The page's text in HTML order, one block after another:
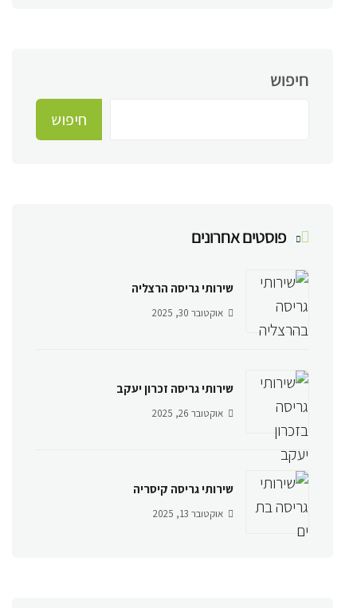
חיפוש
חיפוש
פוסטים אחרונים
שירותי גריסה הרצליה
אוקטובר 30, 2025
שירותי גריסה זכרון יעקב
אוקטובר 26, 2025
שירותי גריסה קיסריה
אוקטובר 13, 2025